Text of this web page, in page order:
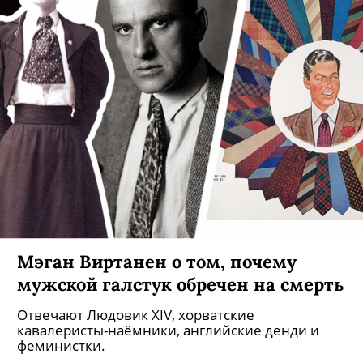
Мэган Виртанен о том, почему
мужской галстук обречен на смерть
Отвечают Людовик XIV, хорватские
кавалеристы-наёмники, английские денди и
феминистки.